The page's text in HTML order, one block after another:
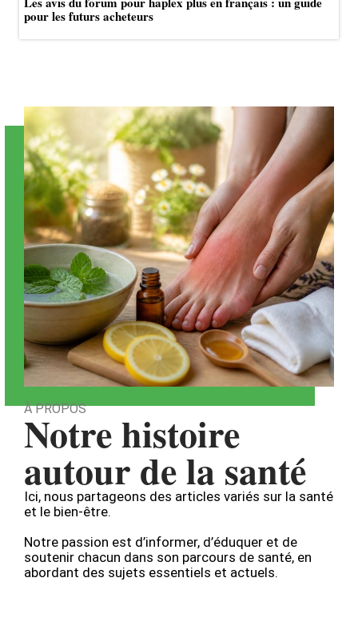
pour les futurs acheteurs
À PROPOS
Notre histoire
autour de la santé
Ici, nous partageons des articles variés sur la santé
et le bien-être.
Notre passion est d’informer, d’éduquer et de
soutenir chacun dans son parcours de santé, en
abordant des sujets essentiels et actuels.